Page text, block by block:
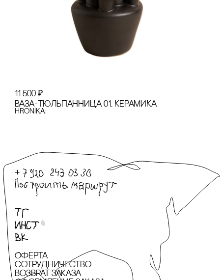
11 500 ₽
ВАЗА-ТЮЛЬПАННИЦА 01, КЕРАМИКА
hronika:
Оферта
сотрудничество
Возврат заказа